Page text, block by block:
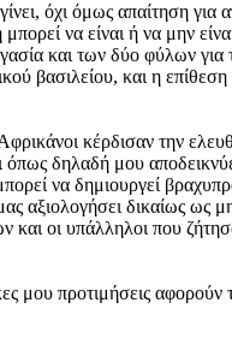
όχι όμως απαίτηση για
να είναι ή να μην
και των δύο φύλων για
βασιλείου, και η επίθεση
κέρδισαν την
όπως δηλαδή μου
να δημιουργεί
αξιολογήσει δικαίως ως
και οι υπάλληλοι που
μου προτιμήσεις αφορούν